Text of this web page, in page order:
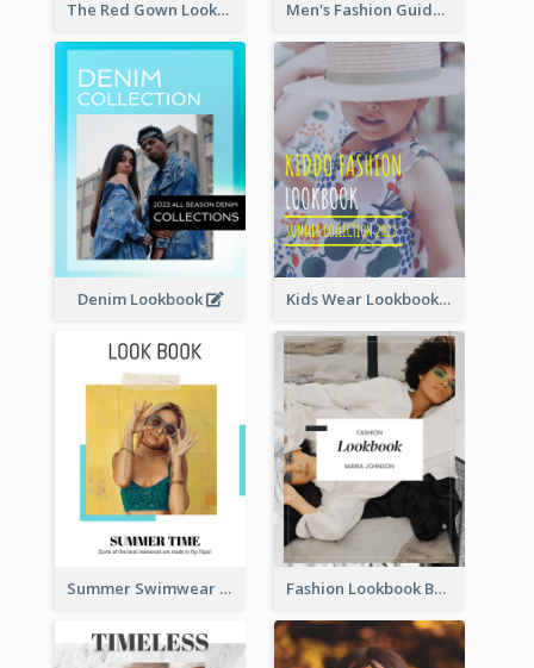
The Red Gown Lookbook Men's Fashion Guide Lookbook
Denim Lookbook Kids Wear Lookbook
Summer Swimwear Lookbook Fashion Lookbook Business Portfolio